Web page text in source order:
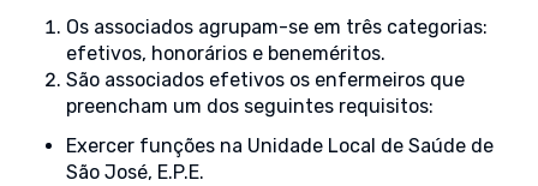
Os associados agrupam-se em três categorias:
efetivos, honorários e beneméritos.
São associados efetivos os enfermeiros que
preencham um dos seguintes requisitos:
Exercer funções na Unidade Local de Saúde de
São José, E.P.E.